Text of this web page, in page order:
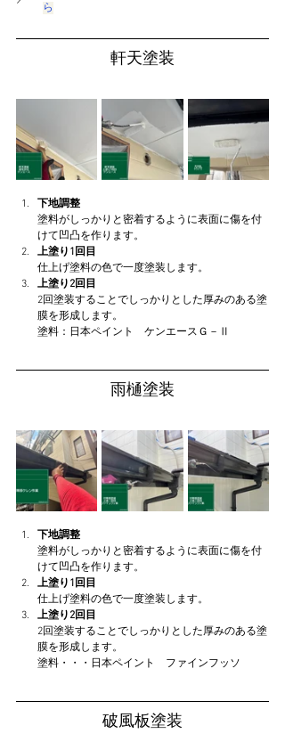
ら
軒天塗装
下地調整
塗料がしっかりと密着するように表面に傷を付
けて凹凸を作ります。
上塗り1回目
仕上げ塗料の色で一度塗装します。
上塗り2回目
2回塗装することでしっかりとした厚みのある塗
膜を形成します。
塗料：日本ペイント　ケンエースＧ－Ⅱ
雨樋塗装
下地調整
塗料がしっかりと密着するように表面に傷を付
けて凹凸を作ります。
上塗り1回目
仕上げ塗料の色で一度塗装します。
上塗り2回目
2回塗装することでしっかりとした厚みのある塗
膜を形成します。
塗料・・・日本ペイント　ファインフッソ
破風板塗装